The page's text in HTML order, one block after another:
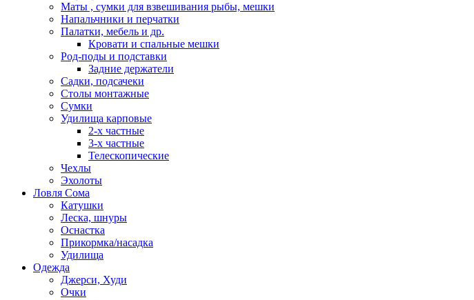
Маты , сумки для взвешивания рыбы, мешки
Напальчники и перчатки
Палатки, мебель и др.
Кровати и спальные мешки
Род-поды и подставки
Задние держатели
Садки, подсачеки
Столы монтажные
Сумки
Удилища карповые
2-х частные
3-х частные
Телескопические
Чехлы
Эхолоты
Ловля Сома
Катушки
Леска, шнуры
Оснастка
Прикормка/насадка
Удилища
Одежда
Джерси, Худи
Очки